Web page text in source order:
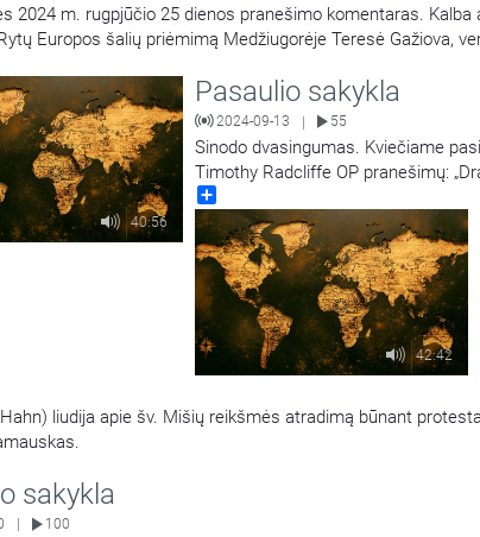
2024 m. rugpjūčio 25 dienos pranešimo komentaras. Kalba
Europos šalių priėmimą Medžiugorėje Teresė Gažiova,
ištrauką iš Marijos radijo knygos „Taikos Karalienės
40:56
Pasaulio sakykla
2024-09-13 | 55
Sinodo dvasingumas. Kviečiame
Timothy Radcliffe OP pranešimų:
bei Jeruzalės susirinkimas“. Įrašas iš
sinodo dalyviams.
42:42
liudija apie šv. Mišių reikšmės atradimą būnant
sakykla
100